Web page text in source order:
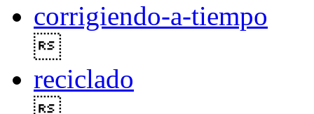
corrigiendo-a-tiempo
reciclado